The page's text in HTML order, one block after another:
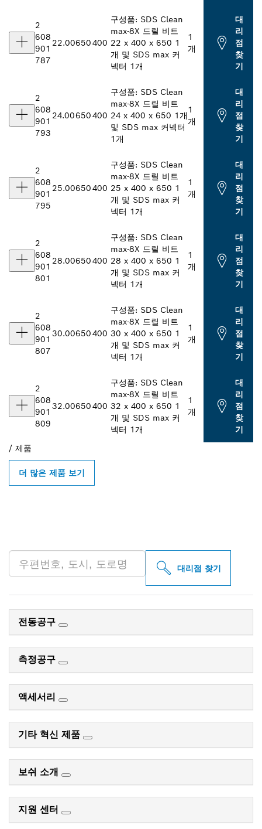
2
608
901
787
22.00650400
구성품: SDS Clean
max-8X 드릴 비트
22 x 400 x 650 1
개 및 SDS max 커
넥터 1개
1
개
대
리
점
찾
기
2
608
901
793
24.00650400
구성품: SDS Clean
max-8X 드릴 비트
24 x 400 x 650 1개
및 SDS max 커넥터
1개
1
개
대
리
점
찾
기
2
608
901
795
25.00650400
구성품: SDS Clean
max-8X 드릴 비트
25 x 400 x 650 1
개 및 SDS max 커
넥터 1개
1
개
대
리
점
찾
기
2
608
901
801
28.00650400
구성품: SDS Clean
max-8X 드릴 비트
28 x 400 x 650 1
개 및 SDS max 커
넥터 1개
1
개
대
리
점
찾
기
2
608
901
807
30.00650400
구성품: SDS Clean
max-8X 드릴 비트
30 x 400 x 650 1
개 및 SDS max 커
넥터 1개
1
개
대
리
점
찾
기
2
608
901
809
32.00650400
구성품: SDS Clean
max-8X 드릴 비트
32 x 400 x 650 1
개 및 SDS max 커
넥터 1개
1
개
대
리
점
찾
기
/ 제품
더 많은 제품 보기
대리점 찾기
전동공구
측정공구
액세서리
기타 혁신 제품
보쉬 소개
지원 센터